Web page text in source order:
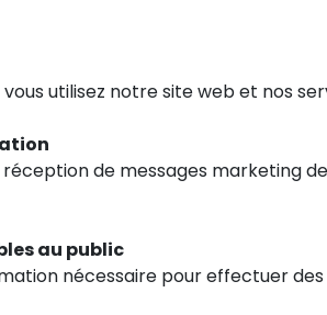
utilisez notre site web et nos
de messages marketing
au public
nécessaire pour effectuer